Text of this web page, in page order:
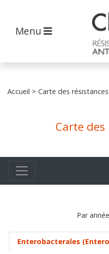
Menu
Accueil > Carte des résistances
Carte
Par
Enterobacterales